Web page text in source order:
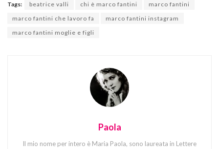
Tags: beatrice valli chi è marco fantini
marco fantini
marco fantini che lavoro fa
marco fantini instagram
marco fantini moglie e figli
Paola
Il mio nome per intero è Maria Paola, sono laureata in Lettere